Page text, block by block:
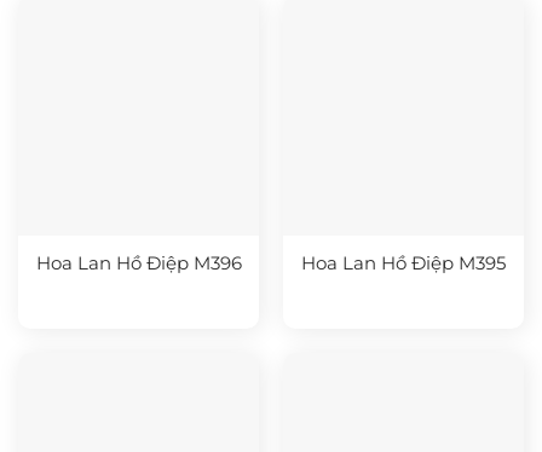
Hoa Lan Hồ Điệp M396 Hoa Lan Hồ Điệp M395